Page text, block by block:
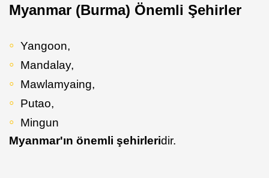
Myanmar (Burma) Önemli Şehirler
Yangoon,
Mandalay,
Mawlamyaing,
Putao,
Mingun
Myanmar'ın önemli şehirleridir.